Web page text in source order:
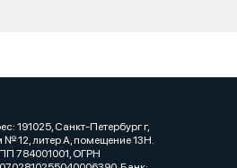
191025, Санкт-Петербург г,
12, литер А, помещение 13Н.
784001001, ОГРН